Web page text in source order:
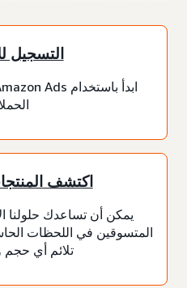
التسجيل
اكتشف
يمكن أن تساعدك حلولنا
المتسوقين في اللحظات
تلائم أي حجم